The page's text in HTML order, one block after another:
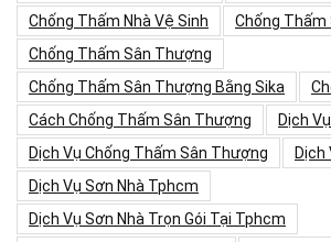
Chống Thấm Nhà Vệ Sinh
Chống Thấm
Chống Thấm Sân Thượng
Chống Thấm Sân Thượng Bằng Sika
Cách Chống Thấm Sân Thượng
Dịch
Dịch Vụ Chống Thấm Sân Thượng
Dịch
Dịch Vụ Sơn Nhà Tphcm
Dịch Vụ Sơn Nhà Trọn Gói Tại Tphcm